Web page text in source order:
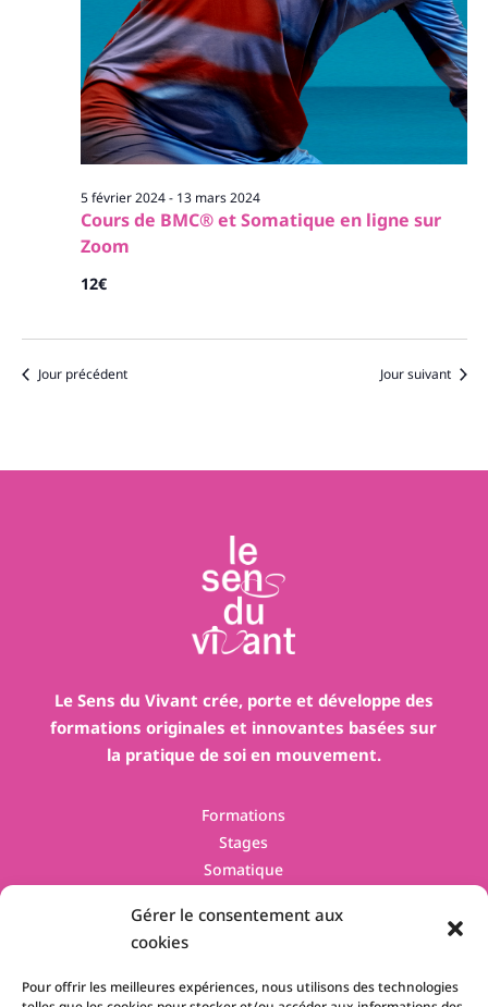
Gérer le consentement aux
cookies
Pour offrir les meilleures expériences, nous utilisons des technologies
Cours de BMC® et Somatique en ligne sur
Zoom
5 février 2024- 13 mars 2024
12€
Jour précédent Jour suivant
Le Sens du Vivant crée, porte et développe des
formations originales et innovantes basées sur
la pratique de soi en mouvement.
Formations
Stages
Somatique